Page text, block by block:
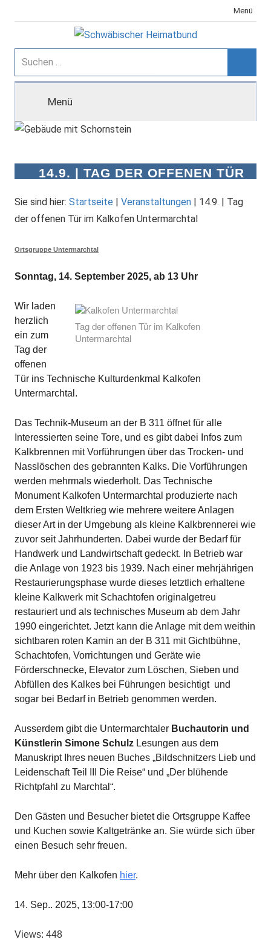
Inhalt
Menü
Schwäbischer
Heimatbund
Suchen
nach:
Menü
14.9. | TAG DER OFFENEN TÜR
UNTERMARCHTAL
Sie sind hier: Startseite | Veranstaltungen | 14.9. | Tag
der offenen Tür im Kalkofen Untermarchtal
Ortsgruppe Untermarchtal
Sonntag, 14. September 2025, ab 13 Uhr
Tag der offenen Tür im Kalkofen
Untermarchtal
Wir laden
herzlich
ein zum
Tag der
offenen
Tür ins Technische Kulturdenkmal Kalkofen
Untermarchtal.
Das Technik-Museum an der B 311 öffnet für alle
Interessierten seine Tore, und es gibt dabei Infos zum
Kalkbrennen mit Vorführungen über das Trocken- und
Nasslöschen des gebrannten Kalks. Die Vorführungen
werden mehrmals wiederholt. Das Technische
Monument Kalkofen Untermarchtal produzierte nach
dem Ersten Weltkrieg wie mehrere weitere Anlagen
dieser Art in der Umgebung als kleine Kalkbrennerei wie
zuvor seit Jahrhunderten. Dabei wurde der Bedarf für
Handwerk und Landwirtschaft gedeckt. In Betrieb war
die Anlage von 1923 bis 1939. Nach einer mehrjährigen
Restaurierungsphase wurde dieses letztlich erhaltene
kleine Kalkwerk mit Schachtofen originalgetreu
restauriert und als technisches Museum ab dem Jahr
1990 eingerichtet. Jetzt kann die Anlage mit dem weithin
sichtbaren roten Kamin an der B 311 mit Gichtbühne,
Schachtofen, Vorrichtungen und Geräte wie
Förderschnecke, Elevator zum Löschen, Sieben und
Abfüllen des Kalkes bei Führungen besichtigt und
sogar bei Bedarf in Betrieb genommen werden.
Ausserdem gibt die Untermarchtaler Buchautorin und
Künstlerin Simone Schulz Lesungen aus dem
Manuskript Ihres neuen Buches „Bildschnitzers Lieb und
Leidenschaft Teil III Die Reise“ und „Der blühende
Richtpfahl zu Marchtal“.
Den Gästen und Besucher bietet die Ortsgruppe Kaffee
und Kuchen sowie Kaltgetränke an. Sie würde sich über
einen Besuch sehr freuen.
Mehr über den Kalkofen hier.
14. Sep.. 2025, 13:00-17:00
Views: 448